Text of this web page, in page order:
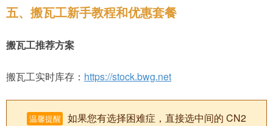
五、搬瓦工新手教程和优惠套餐
搬瓦工推荐方案
搬瓦工实时库存： https://stock.bwg.net
温馨提醒
如果您有选择困难症，直接选中间的 CN2